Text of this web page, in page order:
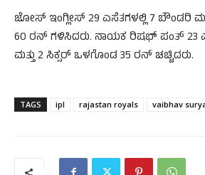
ಜೋಸ್‌ ಇಂಗ್ಲೀಸ್‌ 29 ಎಸೆತಗಳಲ್ಲಿ 7 ಬೌಂಡರಿ
60 ರನ್‌ ಗಳಿಸಿದರು. ನಾಯಕ ರಿಷಭ್‌ ಪಂತ್‌ 23
ಮತ್ತು 2 ಸಿಕ್ಸರ್‌ ಒಳಗೊಂಡ 35 ರನ್‌ ಚಚ್ಚಿದರು.
TAGS ipl rajastan royals vaibhav